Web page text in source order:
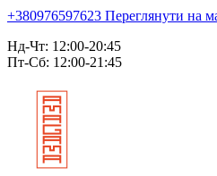
+380976597623 Переглянути на
Нд-Чт: 12:00-20:45
Пт-Сб: 12:00-21:45